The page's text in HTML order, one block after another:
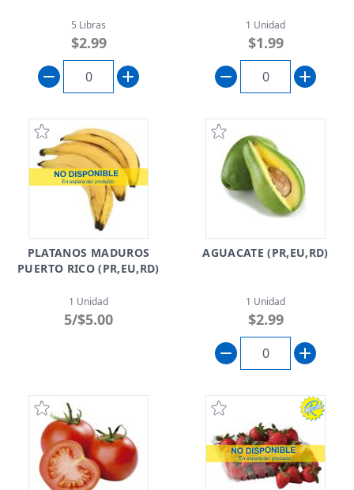
5 Libras
$2.99
1 Unidad
$1.99
PLATANOS MADUROS
PUERTO RICO (PR,EU,RD)
1 Unidad
5/$5.00
AGUACATE (PR,EU,RD)
1 Unidad
$2.99